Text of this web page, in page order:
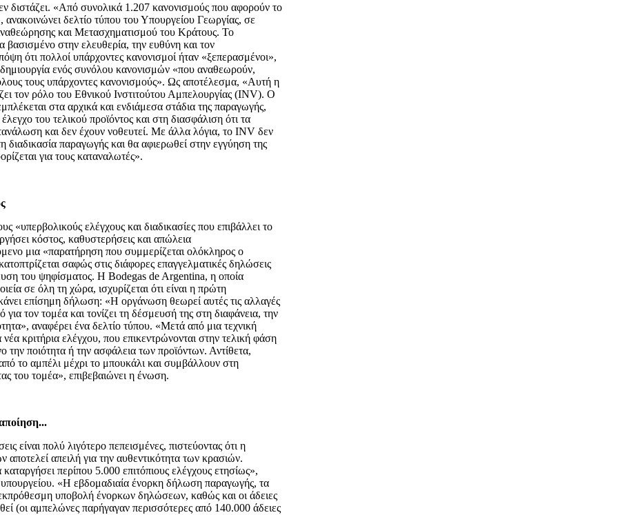
διστάζει. «Από συνολικά 1.207 κανονισμούς που αφορούν το
δελτίο τύπου του Υπουργείου Γεωργίας, σε
και Μετασχηματισμού του Κράτους. Το
στην ελευθερία, την ευθύνη και τον
ότι πολλοί υπάρχοντες κανονισμοί ήταν «ξεπερασμένοι»,
ενός συνόλου κανονισμών «που αναθεωρούν,
τους υπάρχοντες κανονισμούς». Ως αποτέλεσμα, «Αυτή η
τον ρόλο του Εθνικού Ινστιτούτου Αμπελουργίας (INV). Ο
στα αρχικά και ενδιάμεσα στάδια της παραγωγής,
του τελικού προϊόντος και στη διασφάλιση ότι τα
και δεν έχουν νοθευτεί. Με άλλα λόγια, το INV δεν
διαδικασία παραγωγής και θα αφιερωθεί στην εγγύηση της
για τους καταναλωτές».
«υπερβολικούς ελέγχους και διαδικασίες που επιβάλλει το
κόστος, καθυστερήσεις και απώλεια
μια «παρατήρηση που συμμερίζεται ολόκληρος ο
σαφώς στις διάφορες επαγγελματικές δηλώσεις
του ψηφίσματος. Η Bodegas de Argentina, η οποία
σε όλη τη χώρα, ισχυρίζεται ότι είναι η πρώτη
επίσημη δήλωση: «Η οργάνωση θεωρεί αυτές τις αλλαγές
τον τομέα και τονίζει τη δέσμευσή της στη διαφάνεια, την
αναφέρει ένα δελτίο τύπου. «Μετά από μια τεχνική
κριτήρια ελέγχου, που επικεντρώνονται στην τελική φάση
την ποιότητα ή την ασφάλεια των προϊόντων. Αντίθετα,
το αμπέλι μέχρι το μπουκάλι και συμβάλλουν στη
του τομέα», επιβεβαιώνει η ένωση.
είναι πολύ λιγότερο πεπεισμένες, πιστεύοντας ότι η
αποτελεί απειλή για την αυθεντικότητα των κρασιών.
περίπου 5.000 επιτόπιους ελέγχους ετησίως»,
υπουργείου. «Η εβδομαδιαία ένορκη δήλωση παραγωγής, τα
εκπρόθεσμη υποβολή ένορκων δηλώσεων, καθώς και οι άδειες
(οι αμπελώνες παρήγαγαν περισσότερες από 140.000 άδειες